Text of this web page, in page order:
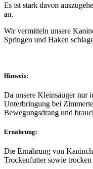
Es ist stark davon
an.
Wir vermitteln unsere
Springen und Haken
Hinweis:
Da unsere Kleinsäuger nur
Unterbringung bei
Bewegungsdrang und
Ernährung:
Die Ernährung von
Trockenfutter sowie